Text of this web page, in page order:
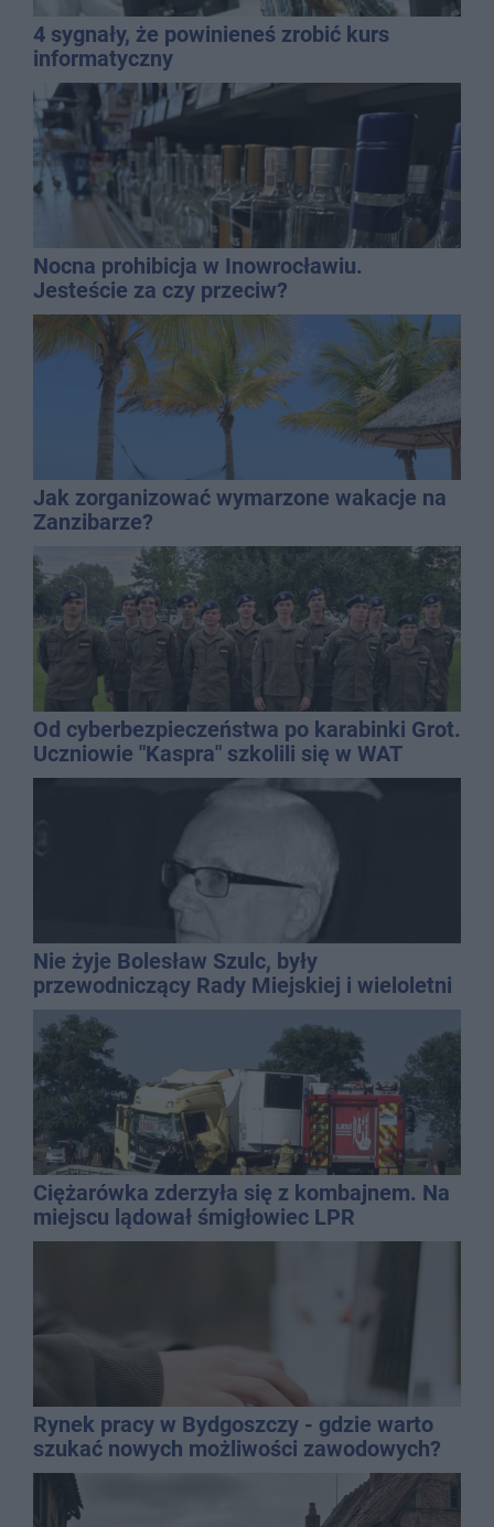
4 sygnały, że powinieneś zrobić kurs
informatyczny
Nocna prohibicja w Inowrocławiu.
Jesteście za czy przeciw?
Jak zorganizować wymarzone wakacje na
Zanzibarze?
Od cyberbezpieczeństwa po karabinki Grot.
Uczniowie "Kaspra" szkolili się w WAT
Nie żyje Bolesław Szulc, były
przewodniczący Rady Miejskiej i wieloletni
dyrektor SP 14
Ciężarówka zderzyła się z kombajnem. Na
miejscu lądował śmigłowiec LPR
Rynek pracy w Bydgoszczy - gdzie warto
szukać nowych możliwości zawodowych?